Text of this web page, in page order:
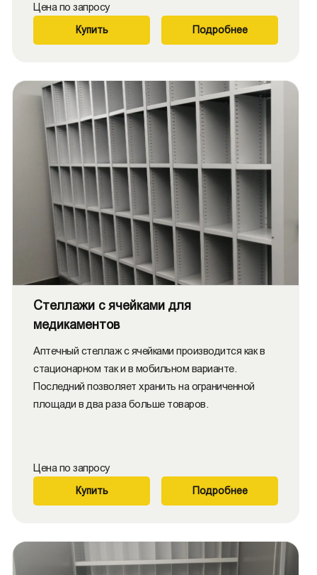
Цена по запросу
Купить Подробнее
Стеллажи с ячейками для
медикаментов
Аптечный стеллаж с ячейками производится как в
стационарном так и в мобильном варианте.
Последний позволяет хранить на ограниченной
площади в два раза больше товаров.
Цена по запросу
Купить Подробнее